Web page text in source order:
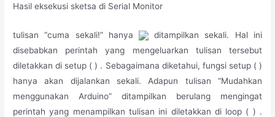
Hasil eksekusi sketsa di Serial Monitor
tulisan “cuma sekali!” hanya
ditampilkan sekali. Hal ini
disebabkan perintah yang mengeluarkan tulisan tersebut
diletakkan di setup ( ) . Sebagaimana diketahui, fungsi setup ( )
hanya akan dijalankan sekali. Adapun tulisan “Mudahkan
menggunakan Arduino” ditampilkan berulang mengingat
perintah yang menampilkan tulisan ini diletakkan di loop ( ) .